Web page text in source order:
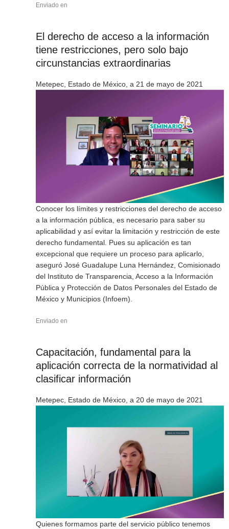
Enviado en
El derecho de acceso a la información
tiene restricciones, pero solo bajo
circunstancias extraordinarias
Metepec, Estado de México, a 21 de mayo de 2021
Conocer los límites y restricciones del derecho de acceso
a la información pública, es necesario para saber su
aplicabilidad y así evitar la limitación y restricción de este
derecho fundamental. Pues su aplicación es tan
excepcional que requiere un proceso para aplicarlo,
aseguró José Guadalupe Luna Hernández, Comisionado
del Instituto de Transparencia, Acceso a la Información
Pública y Protección de Datos Personales del Estado de
México y Municipios (Infoem).
Enviado en
Capacitación, fundamental para la
aplicación correcta de la normatividad al
clasificar información
Metepec, Estado de México, a 20 de mayo de 2021
Quienes formamos parte del servicio público tenemos